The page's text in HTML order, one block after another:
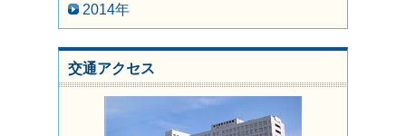
2014年
交通アクセス